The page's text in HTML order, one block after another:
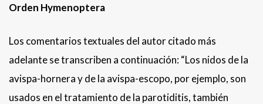
Orden Hymenoptera
Los comentarios textuales del autor citado más
adelante se transcriben a continuación: “Los nidos de la
avispa-hornera y de la avispa-escopo, por ejemplo, son
usados en el tratamiento de la parotiditis, también